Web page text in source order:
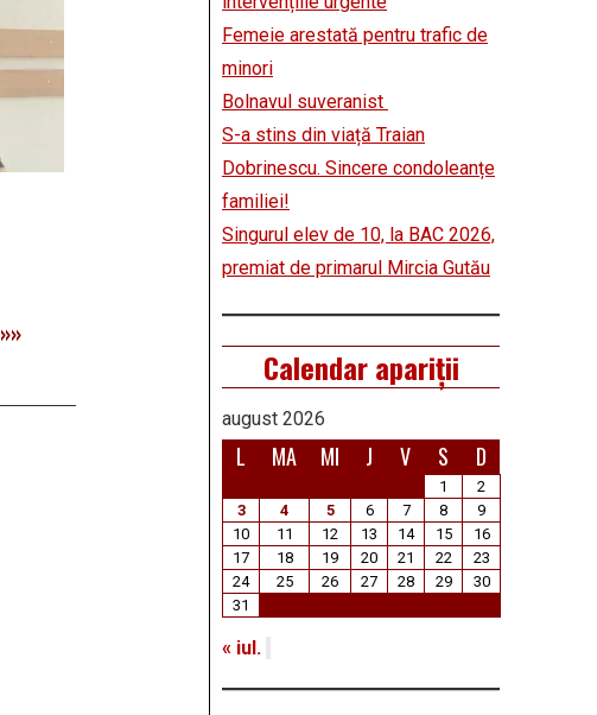
»»
Femeie arestată pentru trafic de
minori
Bolnavul suveranist
S-a stins din viață Traian
Dobrinescu. Sincere condoleanțe
familiei!
Singurul elev de 10, la BAC 2026,
premiat de primarul Mircia Gutău
Calendar apariții
august 2026
L MA MI J V S D
1
2
3
4 5 6 7 8
9
10
11 12 13 14 15
16
17
18 19 20 21 22
23
24
25 26 27 28 29
30
31
« iul.